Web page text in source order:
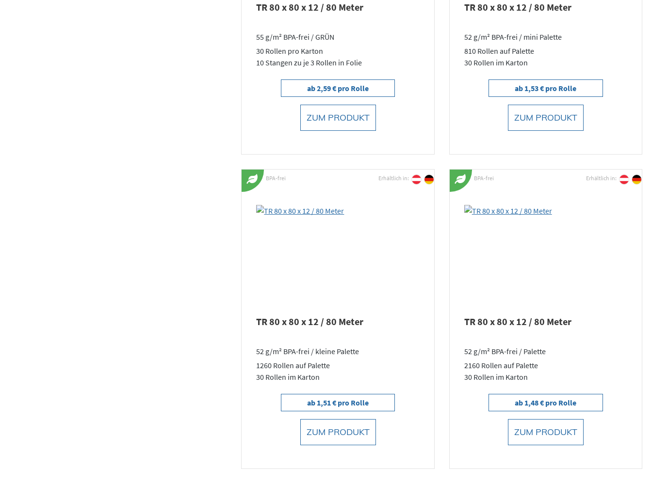
TR 80 x 80 x 12 / 80 Meter
55 g/m² BPA-frei / GRÜN
30 Rollen pro Karton
10 Stangen zu je 3 Rollen in Folie
ab 2,59 € pro Rolle
ZUM PRODUKT
TR 80 x 80 x 12 / 80 Meter
52 g/m² BPA-frei / mini Palette
810 Rollen auf Palette
30 Rollen im Karton
ab 1,53 € pro Rolle
ZUM PRODUKT
BPA-frei Erhältlich in:
TR 80 x 80 x 12 / 80 Meter
52 g/m² BPA-frei / kleine Palette
1260 Rollen auf Palette
30 Rollen im Karton
ab 1,51 € pro Rolle
ZUM PRODUKT
BPA-frei Erhältlich in:
TR 80 x 80 x 12 / 80 Meter
52 g/m² BPA-frei / Palette
2160 Rollen auf Palette
30 Rollen im Karton
ab 1,48 € pro Rolle
ZUM PRODUKT